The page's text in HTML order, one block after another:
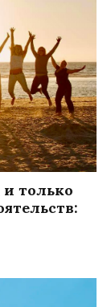
и только